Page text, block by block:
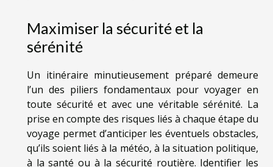
Maximiser la sécurité et la
sérénité
Un itinéraire minutieusement préparé demeure
l’un des piliers fondamentaux pour voyager en
toute sécurité et avec une véritable sérénité. La
prise en compte des risques liés à chaque étape du
voyage permet d’anticiper les éventuels obstacles,
qu’ils soient liés à la météo, à la situation politique,
à la santé ou à la sécurité routière. Identifier les